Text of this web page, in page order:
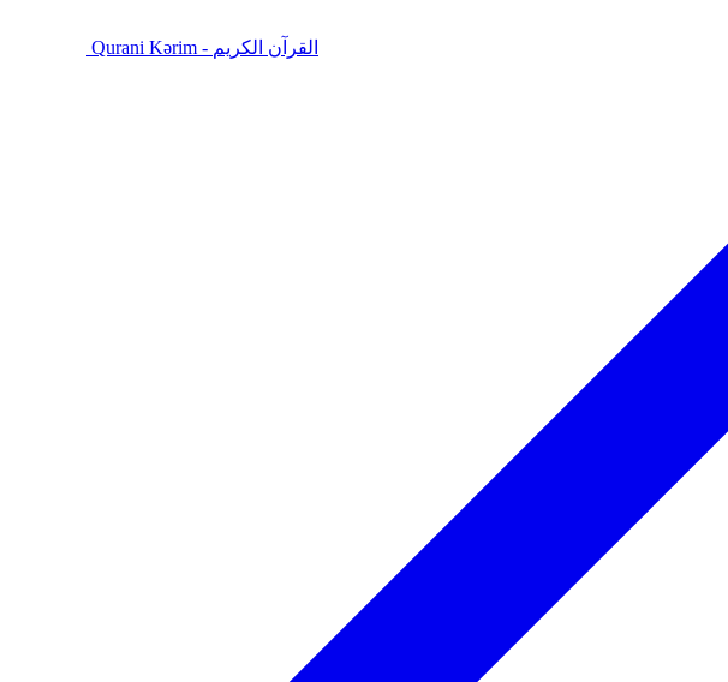
Qurani Kərim - القرآن الكريم